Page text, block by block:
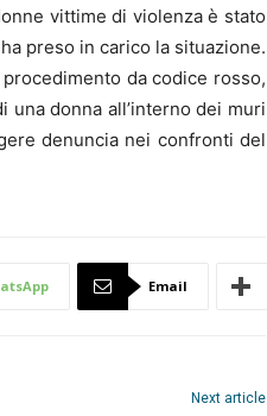
vittime di violenza è stato
preso in carico la situazione.
da codice rosso,
donna all’interno dei muri
denuncia nei confronti del
Email
Next article